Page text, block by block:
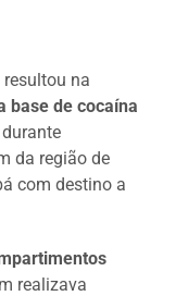
na
base de cocaína
da região de
com destino a
realizava